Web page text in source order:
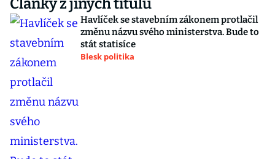
Články z jiných titulů
Havlíček se stavebním zákonem protlačil
změnu názvu svého ministerstva. Bude to
stát statisíce
Blesk politika